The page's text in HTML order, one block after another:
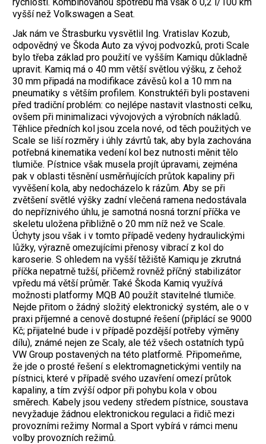
vyšší než Volkswagen a Seat.
Jak nám ve Štrasburku vysvětlil Ing. Vratislav Kozub,
odpovědný ve Škoda Auto za vývoj podvozků, proti Scale
bylo třeba základ pro použití ve vyšším Kamiqu důkladně
upravit. Kamiq má o 40 mm větší světlou výšku, z čehož
30 mm připadá na modifikace závěsů kol a 10 mm na
pneumatiky s větším profilem. Konstruktéři byli postaveni
před tradiční problém: co nejlépe nastavit vlastnosti celku,
ovšem při minimalizaci vývojových a výrobních nákladů.
Těhlice předních kol jsou zcela nové, od těch použitých ve
Scale se liší rozměry i úhly závrtů tak, aby byla zachována
potřebná kinematika vedení kol bez nutnosti měnit tělo
tlumiče. Pístnice však musela projít úpravami, zejména
pak v oblasti těsnění usměrňujících průtok kapaliny při
vyvěšení kola, aby nedocházelo k rázům. Aby se při
zvětšení světlé výšky zadní vlečená ramena nedostávala
do nepříznivého úhlu, je samotná nosná torzní příčka ve
skeletu uložena přibližně o 20 mm níž než ve Scale.
Úchyty jsou však i v tomto případě vedeny hydraulickými
lůžky, výrazně omezujícími přenosy vibrací z kol do
karoserie. S ohledem na vyšší těžiště Kamiqu je zkrutná
příčka nepatrně tužší, přičemž rovněž příčný stabilizátor
vpředu má větší průměr. Také Škoda Kamiq využívá
možnosti platformy MQB A0 použít stavitelné tlumiče.
Nejde přitom o žádný složitý elektronický systém, ale o v
praxi příjemné a cenově dostupné řešení (připlácí se 9000
Kč; přijatelné bude i v případě pozdější potřeby výměny
dílu), známé nejen ze Scaly, ale též všech ostatních typů
VW Group postavených na této platformě. Připomeňme,
že jde o prosté řešení s elektromagnetickými ventily na
pístnici, které v případě svého uzavření omezí průtok
kapaliny, a tím zvýší odpor při pohybu kola v obou
směrech. Kabely jsou vedeny středem pístnice, soustava
nevyžaduje žádnou elektronickou regulaci a řidič mezi
provozními režimy Normal a Sport vybírá v rámci menu
volby provozních režimů.